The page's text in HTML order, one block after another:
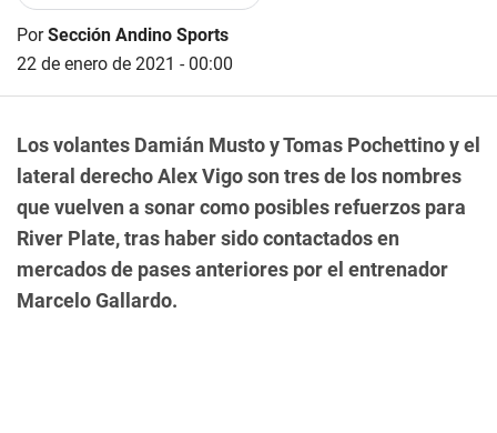
PorSección Andino Sports
22 de enero de 2021 - 00:00
Los volantes Damián Musto y Tomas Pochettino y el
lateral derecho Alex Vigo son tres de los nombres
que vuelven a sonar como posibles refuerzos para
River Plate, tras haber sido contactados en
mercados de pases anteriores por el entrenador
Marcelo Gallardo.